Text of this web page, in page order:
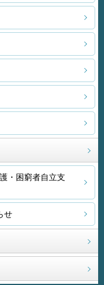
・困窮者自立支
せ